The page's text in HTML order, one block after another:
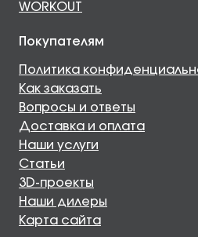
WORKOUT
Покупателям
Политика
Как заказать
Вопросы и ответы
Доставка и оплата
Наши услуги
Статьи
3D-проекты
Наши дилеры
Карта сайта